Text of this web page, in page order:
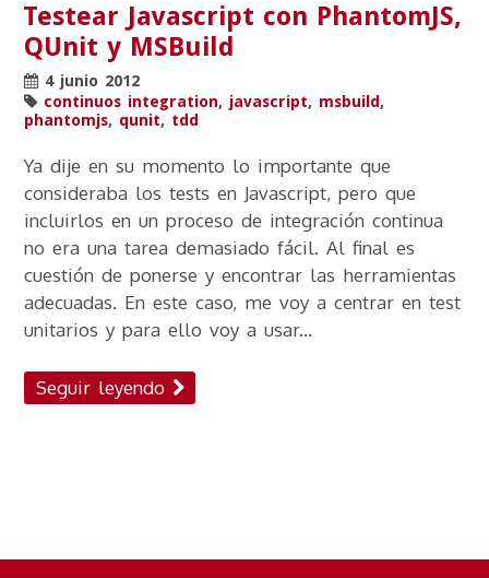
Testear Javascript con PhantomJS,
QUnit y MSBuild
4 junio 2012
continuos integration, javascript, msbuild ,
phantomjs, qunit, tdd
Ya dije en su momento lo importante que
consideraba los tests en Javascript, pero que
incluirlos en un proceso de integración continua
no era una tarea demasiado fácil. Al final es
cuestión de ponerse y encontrar las herramientas
adecuadas. En este caso, me voy a centrar en test
unitarios y para ello voy a usar...
Seguir leyendo
publicaciones